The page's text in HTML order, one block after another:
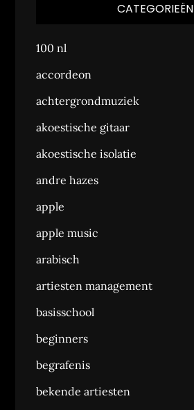
CATEGORIEËN
100 nl
accordeon
achtergrondmuziek
akoestische gitaar
akoestische isolatie
andre hazes
apple
apple music
arabisch
artiesten management
basisschool
beginners
begrafenis
bekende artiesten